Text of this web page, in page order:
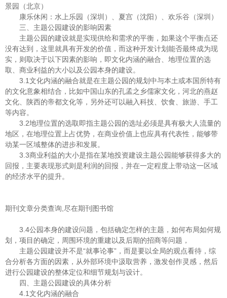
景园（北京）
康乐休闲：水上乐园（深圳）、夏宫（沈阳）、欢乐谷（深圳）
三、主题公园建设的影响因素
主题公园的建设就是实现供给和需求的平衡，如果这个平衡点还
没有达到，这里就具有开发的价值，而这种开发计划能否最终成为现
实，则取决于以下因素的影响，即文化内涵的融合、地理位置的选
取、商业利益的大小以及公园本身的建设。
3.1文化内涵的融合就是在主题公园的规划中与本土或本国所特有
的文化意象相结合，比如中国山东的孔孟之乡儒家文化，河北的燕赵
文化、陕西的帝都文化等，另外还可以融入科技、饮食、旅游、手工
等内容。
3.2地理位置的选取即指主题公园的选址必须是具有极大人流量的
地区，在地理位置上占优势，在商业价值上也应具有代表性，能够带
动某一区域整体的进步和发展。
3.3商业利益的大小是指在某地投资建设主题公园能够获得多大的
回报，主要表现形式则是利润的回报，并在一定程度上带动这一区域
的经济水平的提升。
期刊文章分类查询,尽在期刊图书馆
3.4公园本身的建设问题，包括确定怎样的主题，如何布局如何规
划，项目的确定，周围环境的重建以及后期的招商等问题，
主题公园建设并不是“就事论事”，而是要以全局的观点看待，综
合分析各方面的因素，从外部环境中汲取营养，激发创作灵感，然后
进行公园建设的整体定位和细节规划与设计。
四、主题公园建设的具体分析
4.1文化内涵的融合